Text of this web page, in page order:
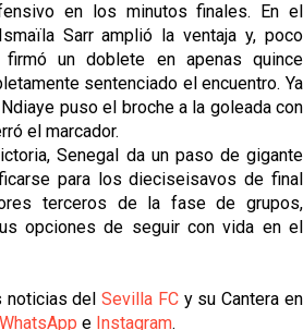
en los minutos finales. En el
Sarr amplió la ventaja y, poco
firmó un doblete en apenas quince
sentenciado el encuentro. Ya
puso el broche a la goleada con
el marcador.
Senegal da un paso de gigante
para los dieciseisavos de final
terceros de la fase de grupos,
opciones de seguir con vida en el
noticias delSevilla FCy su Cantera en
WhatsApp e Instagram.